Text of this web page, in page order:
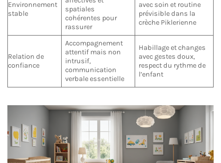
Environnement
stable
spatiales
cohérentes pour
rassurer
avec soin et routine
prévisible dans la
crèche Piklerienne
Relation de
confiance
Accompagnement
attentif mais non
intrusif,
communication
verbale essentielle
Habillage et changes
avec gestes doux,
respect du rythme de
l’enfant